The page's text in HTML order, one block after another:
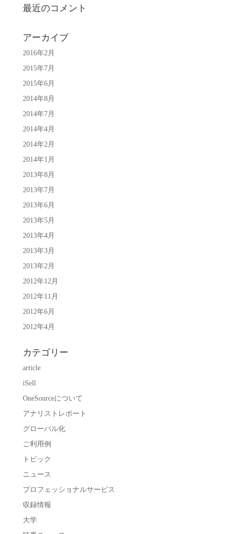
最近のコメント
アーカイブ
2016年2月
2015年7月
2015年6月
2014年8月
2014年7月
2014年4月
2014年2月
2014年1月
2013年8月
2013年7月
2013年6月
2013年5月
2013年4月
2013年3月
2013年2月
2012年12月
2012年11月
2012年6月
2012年4月
カテゴリー
article
iSell
OneSourceについて
アナリストレポート
グローバル化
ご利用例
トピック
ニュース
プロフェッショナルサービス
収録情報
大学